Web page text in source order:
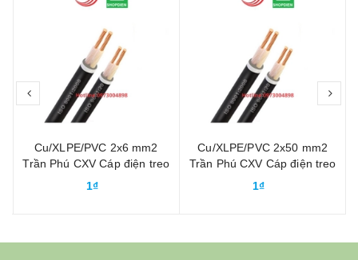
Cu/XLPE/PVC 2x6 mm2
Trần Phú CXV Cáp điện treo
ngoài trời
1₫
Cu/XLPE/PVC 2x50 mm2
Trần Phú CXV Cáp điện treo
ngoài trời
1₫
prev